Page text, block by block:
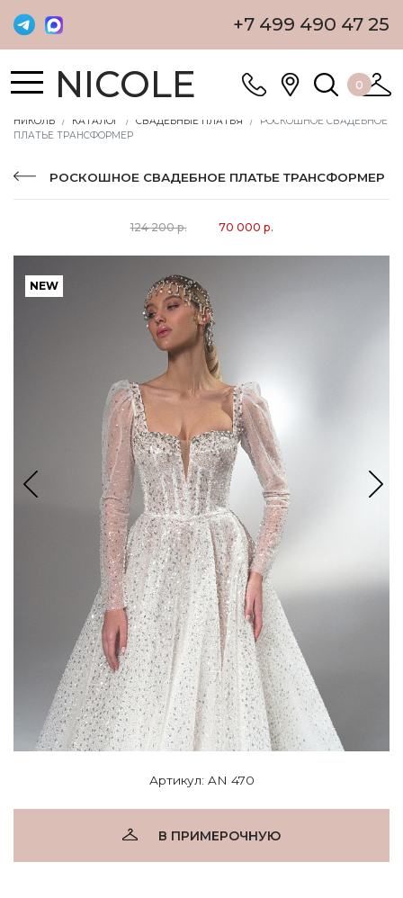
+7 499 490 47 25
NICOLE 0
НИКОЛЬ КАТАЛОГ СВАДЕБНЫЕ ПЛАТЬЯ
РОСКОШНОЕ СВАДЕБНОЕ
ПЛАТЬЕ ТРАНСФОРМЕР
РОСКОШНОЕ СВАДЕБНОЕ ПЛАТЬЕ ТРАНСФОРМЕР
124 200 р. 70 000 р.
NEW
Артикул: AN 470
В ПРИМЕРОЧНУЮ